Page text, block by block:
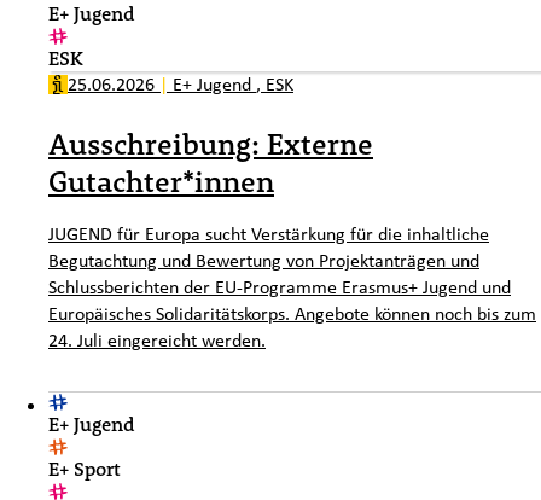
E+ Jugend
ESK
25.06.2026 | E+ Jugend , ESK
Ausschreibung: Externe
Gutachter*innen
JUGEND für Europa sucht Verstärkung für die inhaltliche
Begutachtung und Bewertung von Projektanträgen und
Schlussberichten der EU-Programme Erasmus+ Jugend und
Europäisches Solidaritätskorps. Angebote können noch bis zum
24. Juli eingereicht werden.
E+ Jugend
E+ Sport